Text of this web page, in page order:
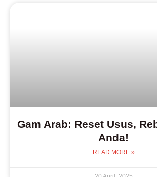
Gam Arab: Reset Usus,
Anda!
READ MORE »